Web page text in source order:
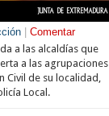
| Comentar
a las alcaldías que
a las agrupaciones
Civil de su localidad,
Local.